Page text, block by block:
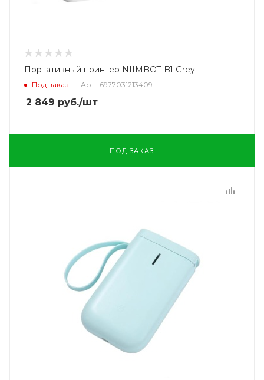
Портативный принтер NIIMBOT B1 Grey
Под заказ Арт.: 6977031213409
2 849 руб./шт
ПОД ЗАКАЗ